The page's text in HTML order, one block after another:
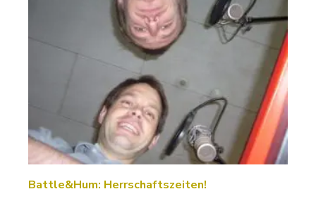
Battle&Hum: Herrschaftszeiten!